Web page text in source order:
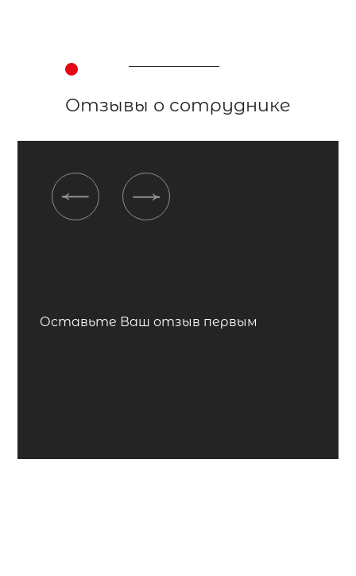
Отзывы о сотруднике
Оставьте Ваш отзыв первым
Previous Next